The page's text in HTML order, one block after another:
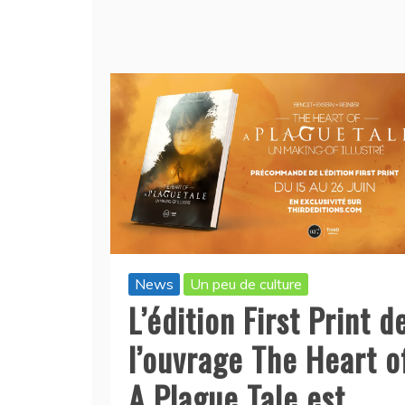
News Un peu de culture
L’édition First Print
l’ouvrage The Heart